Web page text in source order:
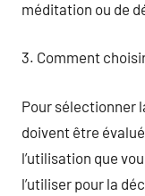
méditation ou de
3. Comment
Pour sélectionner
doivent être
l’utilisation que
l’utiliser pour la